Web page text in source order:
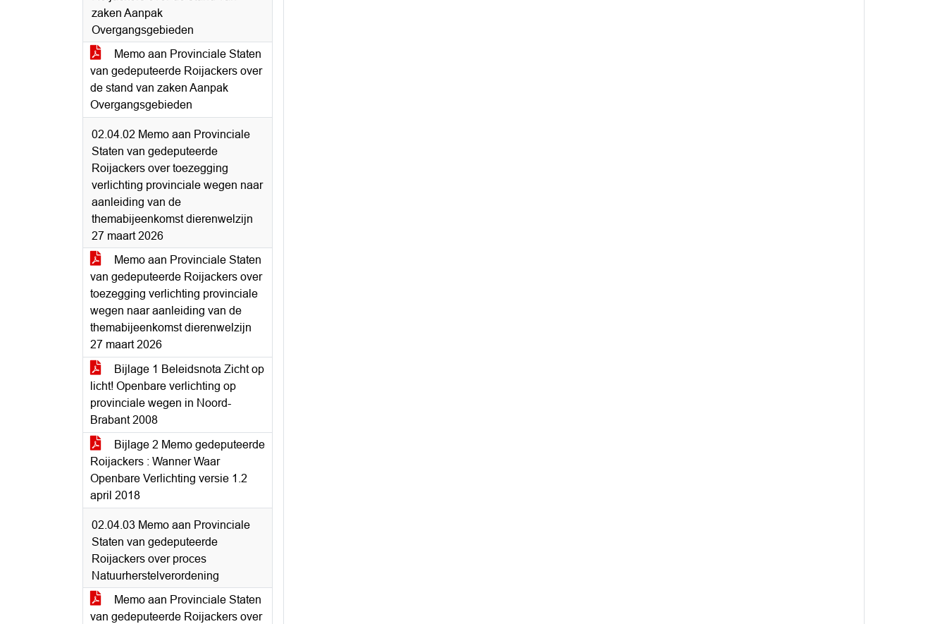
zaken Aanpak
Overgangsgebieden
Memo aan Provinciale Staten
van gedeputeerde Roijackers over
de stand van zaken Aanpak
Overgangsgebieden
02.04.02 Memo aan Provinciale
Staten van gedeputeerde
Roijackers over toezegging
verlichting provinciale wegen naar
aanleiding van de
themabijeenkomst dierenwelzijn
27 maart 2026
Memo aan Provinciale Staten
van gedeputeerde Roijackers over
toezegging verlichting provinciale
wegen naar aanleiding van de
themabijeenkomst dierenwelzijn
27 maart 2026
Bijlage 1 Beleidsnota Zicht op
licht! Openbare verlichting op
provinciale wegen in Noord-
Brabant 2008
Bijlage 2 Memo gedeputeerde
Roijackers : Wanner Waar
Openbare Verlichting versie 1.2
april 2018
02.04.03 Memo aan Provinciale
Staten van gedeputeerde
Roijackers over proces
Natuurherstelverordening
Memo aan Provinciale Staten
van gedeputeerde Roijackers over